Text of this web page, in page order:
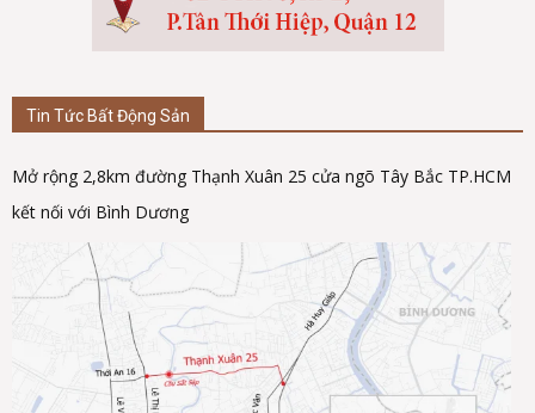
Tin Tức Bất Động Sản
Mở rộng 2,8km đường Thạnh Xuân 25 cửa ngõ Tây Bắc TP.HCM
kết nối với Bình Dương